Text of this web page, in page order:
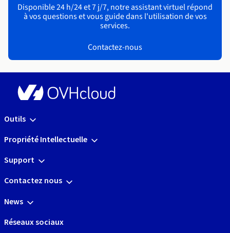
Disponible 24 h/24 et 7 j/7, notre assistant virtuel répond
à vos questions et vous guide dans l'utilisation de vos
services.
Contactez-nous
Outils
Propriété Intellectuelle
Support
Contactez nous
News
Réseaux sociaux